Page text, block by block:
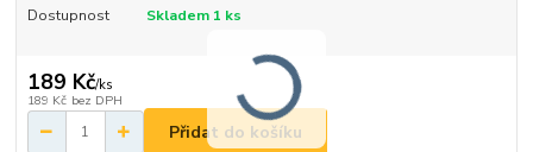
Dostupnost Skladem 1 ks
189 Kč/ks
189 Kč bez DPH
Přidat do košíku